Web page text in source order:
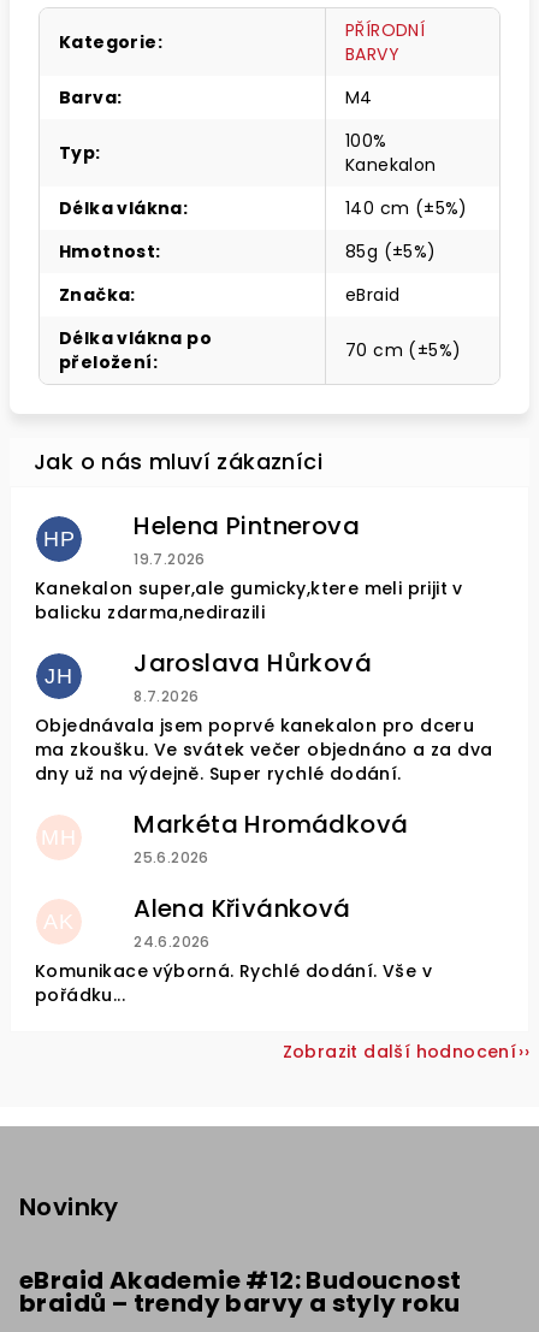
Kategorie:
PŘÍRODNÍ
BARVY
Barva: M4
Typ:
100%
Kanekalon
Délka vlákna:
140 cm (±5%)
Hmotnost:
85g (±5%)
Značka:
eBraid
Délka vlákna po
přeložení: 70 cm (±5%)
HP Helena Pintnerova
Hodnocení obchodu je 4 z 5 hvězdiček.
19.7.2026
Kanekalon super,ale gumicky,ktere meli prijit v
balicku zdarma,nedirazili
JH Jaroslava Hůrková
Hodnocení obchodu je 5 z 5 hvězdiček.
8.7.2026
Objednávala jsem poprvé kanekalon pro dceru
ma zkoušku. Ve svátek večer objednáno a za dva
dny už na výdejně. Super rychlé dodání.
MH Markéta Hromádková
Hodnocení obchodu je 5 z 5 hvězdiček.
25.6.2026
AK Alena Křivánková
Hodnocení obchodu je 5 z 5 hvězdiček.
24.6.2026
Komunikace výborná. Rychlé dodání. Vše v
pořádku...
Zobrazit další hodnocení
Novinky
eBraid Akademie #12: Budoucnost
braidů – trendy barvy a styly roku